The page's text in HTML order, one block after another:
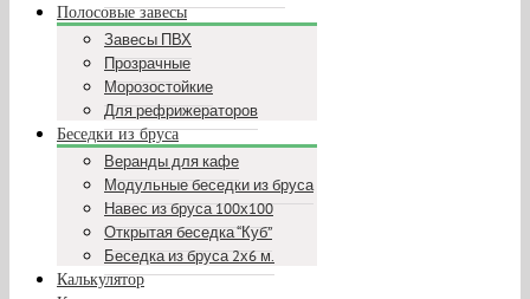
Полосовые завесы
Завесы ПВХ
Прозрачные
Морозостойкие
Для рефрижераторов
Беседки из бруса
Веранды для кафе
Модульные беседки из бруса
Навес из бруса 100х100
Открытая беседка “Куб”
Беседка из бруса 2х6 м.
Калькулятор